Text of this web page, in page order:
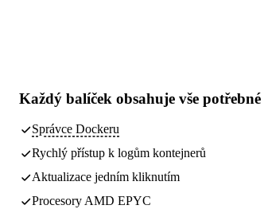
Každý balíček obsahuje vše potřebné
Správce Dockeru
Rychlý přístup k logům kontejnerů
Aktualizace jedním kliknutím
Procesory AMD EPYC